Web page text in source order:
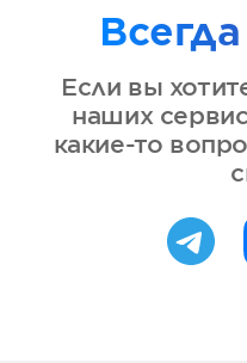
Если вы
наших
какие-то